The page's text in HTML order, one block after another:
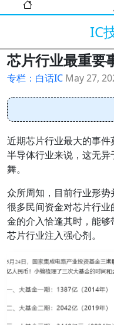
IC
芯片行业最重要
专栏：白话IC May 27,
近期芯片行业最大的事
半导体行业来说，这无
舞。
众所周知，目前行业形势
很多民间资金对芯片行
金的介入恰逢其时，能
芯片行业注入强心剂。